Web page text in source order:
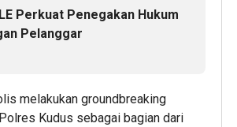
Perkuat Penegakan Hukum
Pelanggar
melakukan groundbreaking
Kudus sebagai bagian dari